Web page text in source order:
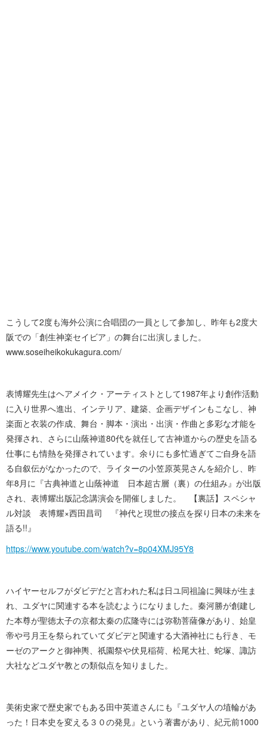
こうして2度も海外公演に合唱団の一員として参加し、昨年も2度大
阪での「創生神楽セイビア」の舞台に出演しました。
www.soseiheikokukagura. c o m /
表博耀先生はヘアメイク・アーティストとして1987年より創作活動
に入り世界へ進出、インテリア、建築、企画デザインもこなし、神
楽面と衣装の作成、舞台・脚本・演出・出演・作曲と多彩な才能を
発揮され、さらに山蔭神道80代を就任して古神道からの歴史を語る
仕事にも情熱を発揮されています。余りにも多忙過ぎてご自身を語
る自叙伝がなかったので、ライターの小笠原英晃さんを紹介し、昨
年8月に『古典神道と山蔭神道 日本超古層（裏）の仕組み』が出版
され、表博耀出版記念講演会を開催しました。 【裏話】スペシャ
ル対談 表博耀×西田昌司 『神代と現世の接点を探り日本の未来を
語 る ! ! 』
https://www.youtube.com/watch?v=8p04XMJ95Y8
ハイヤーセルフがダビデだと言われた私は日ユ同祖論に興味が生ま
れ、ユダヤに関連する本を読むようになりました。秦河勝が創建し
た本尊が聖徳太子の京都太秦の広隆寺には弥勒菩薩像があり、始皇
帝や弓月王を祭られていてダビデと関連する大酒神社にも行き、モ
ーゼのアークと御神輿、祇園祭や伏見稲荷、松尾大社、蛇塚、諏訪
大社などユダヤ教との類似点を知り ま し た 。
美術史家で歴史家でもある田中英道さんにも『ユダヤ人の埴輪があ
った！日本史を変える３０の発見』という著書があり、紀元前1000